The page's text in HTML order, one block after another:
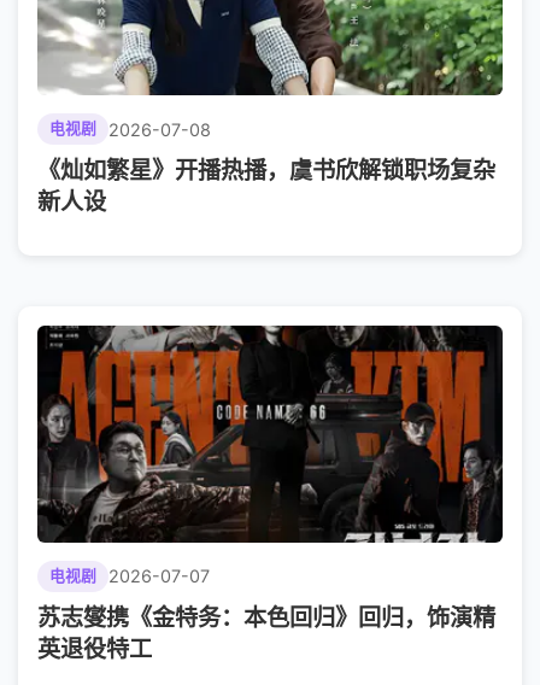
电视剧 2026-07-08
《灿如繁星》开播热播，虞书欣解锁职场复杂
新人设
电视剧 2026-07-07
苏志燮携《金特务：本色回归》回归，饰演精
英退役特工